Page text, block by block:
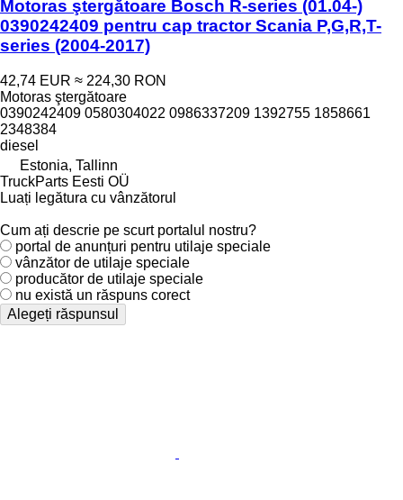
Motoras ştergătoare Bosch R-series (01.04-)
0390242409 pentru cap tractor Scania P,G,R,T-
series (2004-2017)
42,74 EUR ≈ 224,30 RON
Motoras ştergătoare
0390242409 0580304022 0986337209 1392755 1858661
2348384
diesel
Estonia, Tallinn
TruckParts Eesti OÜ
Luați legătura cu vânzătorul
Cum ați descrie pe scurt portalul nostru?
portal de anunțuri pentru utilaje speciale
vânzător de utilaje speciale
producător de utilaje speciale
nu există un răspuns corect
Alegeți răspunsul